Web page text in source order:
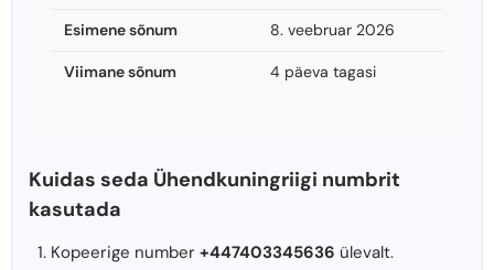
Esimene sõnum 8. veebruar 2026
Viimane sõnum 4 päeva tagasi
Kuidas seda Ühendkuningriigi numbrit
kasutada
Kopeerige number +447403345636 ülevalt.